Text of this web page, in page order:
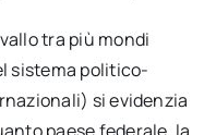
tra più mondi
sistema politico-
si evidenzia